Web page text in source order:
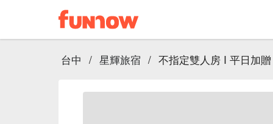
台中 / 星輝旅宿 / 不指定雙人房 I 平日加